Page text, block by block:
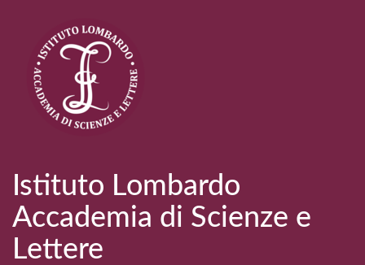
Istituto Lombardo
Accademia di Scienze e
Lettere